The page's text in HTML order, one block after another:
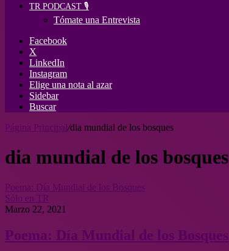
TR PODCAST 🎙️
Tómate una Entrevista
Facebook
X
LinkedIn
Instagram
Elige una nota al azar
Sidebar
Buscar
Página Principal /dia mundial de los bosques
dia mundial de los bosques
Poema: Día Mundial de los Bosques
Sólo en TR
Marzo 22, 2021
Poema: Día Mundial de los Bosques